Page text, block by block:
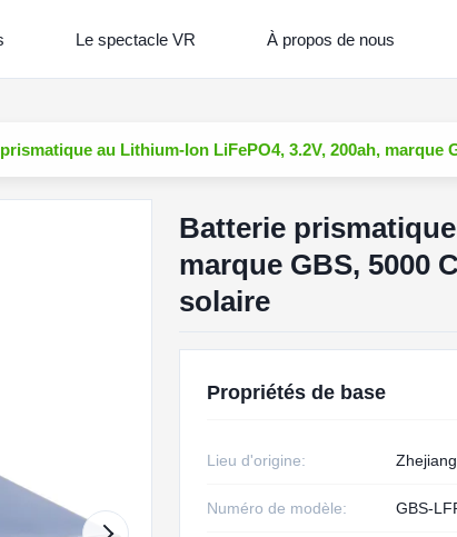
Le spectacle VR À propos de nous
au Lithium-Ion LiFePO4, 3.2V, 200ah,
Batterie
marque GBS, 5000
solaire
Propriétés de base
Lieu d'origine:
Numéro de modèle: GBS-